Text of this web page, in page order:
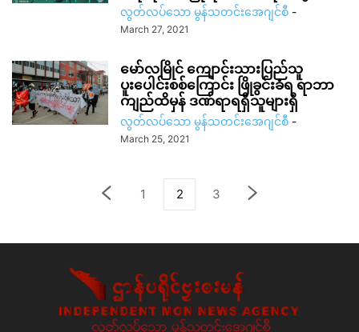
လွတ်လပ်သော မွန်သတင်းအေဂျင်စီ -
March 27, 2021
မော်လမြိုင် ကျောင်းသားပြည်သူ
ပူးပေါင်းစစ်ကြောင်း ဖြိုခွင်းခံရ ရာဘာ
ကျည်ထိမှန် ဒဏ်ရာရရှိသူများရှိ
လွတ်လပ်သော မွန်သတင်းအေဂျင်စီ -
March 25, 2021
1 2 3